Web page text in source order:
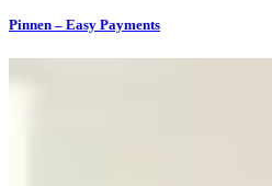
Pinnen – Easy Payments